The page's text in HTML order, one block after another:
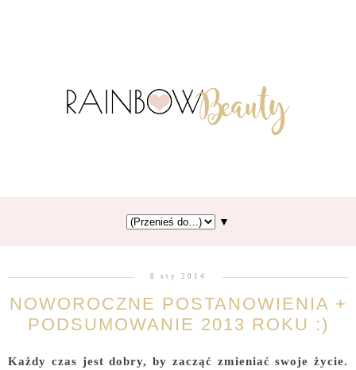
▼
8 sty 2014
NOWOROCZNE POSTANOWIENIA +
PODSUMOWANIE 2013 ROKU :)
Każdy czas jest dobry, by zacząć zmieniać swoje życie.